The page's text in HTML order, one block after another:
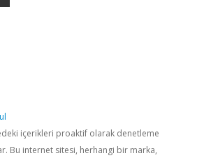
içerikleri proaktif olarak denetleme
Bu internet sitesi, herhangi bir marka,